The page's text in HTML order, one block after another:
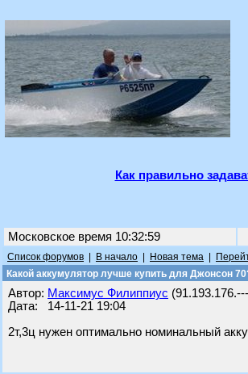
Как правильно
Московское время 10:32:59
Список форумов В начало Новая тема
Какой аккумулятор лучше купить для Джонсон
Автор: Максимус Филиппиус
Дата: 14-11-21 19:04
2т,3ц нужен оптимально номинальный